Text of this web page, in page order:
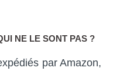
NE LE SONT PAS ?
par Amazon,